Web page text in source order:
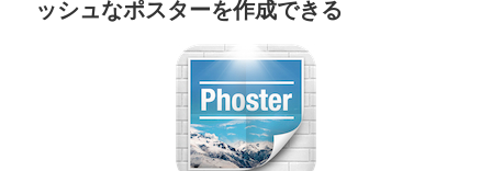
ッシュなポスターを作成できる